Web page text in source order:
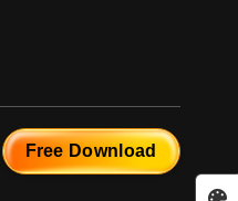
Free Download